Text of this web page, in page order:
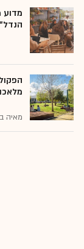
מדוע
מאיה